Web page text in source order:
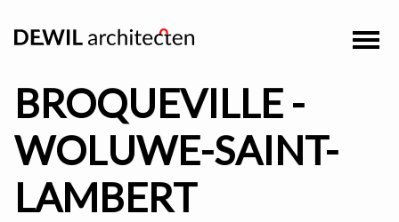
BROQUEVILLE -
WOLUWE-SAINT-
LAMBERT